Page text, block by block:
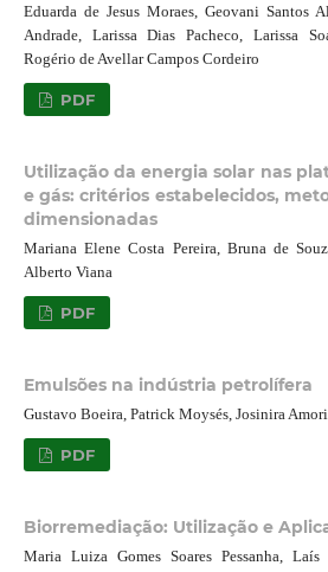
Eduarda de Jesus Moraes, Geovani Santos
Andrade, Larissa Dias Pacheco, Larissa
Rogério de Avellar Campos Cordeiro
PDF
Utilização da energia solar nas
e gás: critérios estabelecidos,
dimensionadas
Mariana Elene Costa Pereira, Bruna de
Alberto Viana
PDF
Emulsões na indústria petrolífera
Gustavo Boeira, Patrick Moysés, Josinira
PDF
Biorremediação: Utilização e
Maria Luiza Gomes Soares Pessanha,